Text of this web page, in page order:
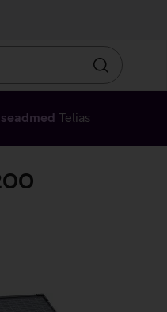
Otsin
Telias